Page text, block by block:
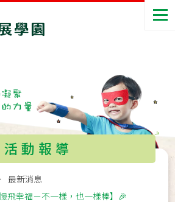
活動報導
最新消息
飛幸福－不一樣，也一樣棒】🎉